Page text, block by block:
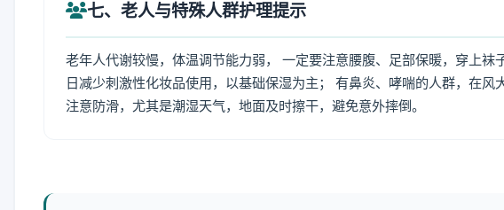
七、老人与特殊人群护理提示
老年人代谢较慢，体温调节能力弱， 一定要注意腰腹、足部保暖，穿上
日减少刺激性化妆品使用，以基础保湿为主； 有鼻炎、哮喘的人群，在
注意防滑，尤其是潮湿天气，地面及时擦干，避免意外摔倒。